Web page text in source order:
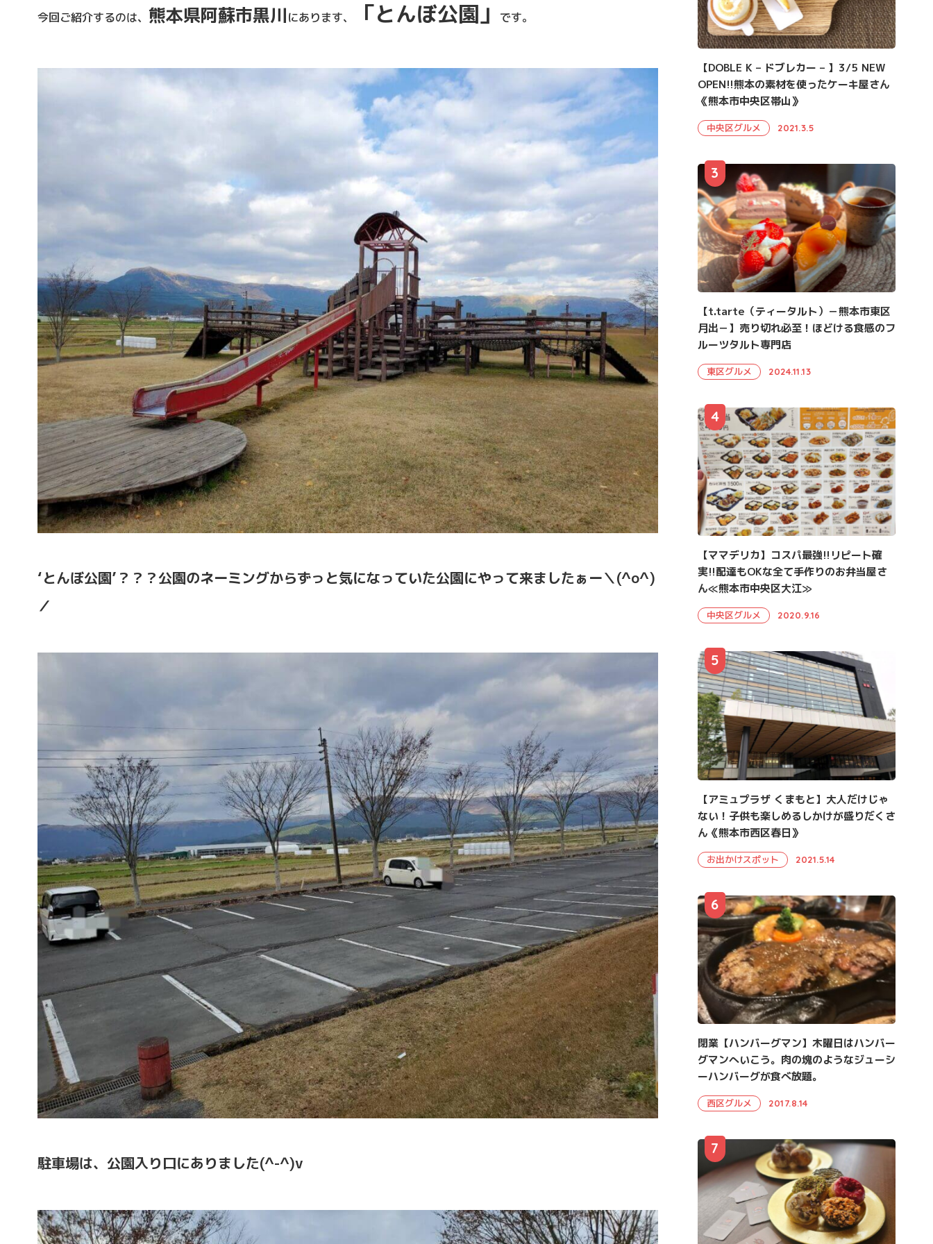
今回ご紹介するのは、 熊本県阿蘇市黒川にあります、 「とんぼ公園」 です。
‘とんぼ公園’？？？公園のネーミングからずっと気になっていた公園にやって来ましたぁー＼(^o^)
／
駐車場は、公園入り口にありました(^-^)v
【DOBLE K – ドブレカー – 】3/5 NEW
OPEN!!熊本の素材を使ったケーキ屋さん
《熊本市中央区帯山》
中央区グルメ 2021.3.5
【t.tarte（ティータルト）－熊本市東区
月出－】売り切れ必至！ほどける食感のフ
ルーツタルト専門店
東区グルメ 2024.11.13
3
【ママデリカ】コスパ最強!!リピート確
実!!配達もOKな全て手作りのお弁当屋さ
ん≪熊本市中央区大江≫
中央区グルメ 2020.9.16
4
【アミュプラザ くまもと】大人だけじゃ
ない！子供も楽しめるしかけが盛りだくさ
ん《熊本市西区春日》
お出かけスポット 2021.5.14
5
閉業【ハンバーグマン】木曜日はハンバー
グマンへいこう。肉の塊のようなジューシ
ーハンバーグが食べ放題。
西区グルメ 2017.8.14
6
7